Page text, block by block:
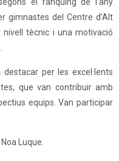
gimnastes del Centre d’Alt
nivell tècnic i una motivació
per les excel·lents
que van contribuir amb
equips. Van participar
Luque.